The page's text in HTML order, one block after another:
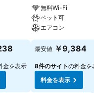
ブルチャンネル付きテレ
高に快適な休暇をお過ごし
えつけられており、ヘアド
ァミリー用ルーム30室や禁
のオプションを選びながら、
サンテラスではゆっくりと
レクリエーションエリアに
金を表示
無料Wi-Fi
ペット可
エアコン
最安値 ￥9,384
8件のサイトの料金を
料金を表示